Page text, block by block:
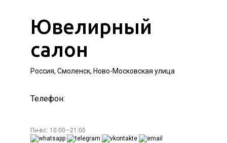
Ювелирный
салон
Россия, Смоленск, Ново-Московская улица
Телефон:
Пн-вс: 10:00—21:00